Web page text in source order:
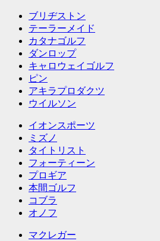
ブリヂストン
テーラーメイド
カタナゴルフ
ダンロップ
キャロウェイゴルフ
ピン
アキラプロダクツ
ウイルソン
イオンスポーツ
ミズノ
タイトリスト
フォーティーン
プロギア
本間ゴルフ
コブラ
オノフ
マクレガー